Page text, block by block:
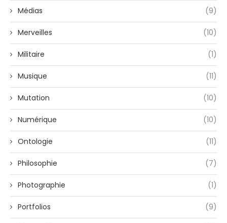
Médias (9)
Merveilles (10)
Militaire (1)
Musique (11)
Mutation (10)
Numérique (10)
Ontologie (11)
Philosophie (7)
Photographie (1)
Portfolios (9)